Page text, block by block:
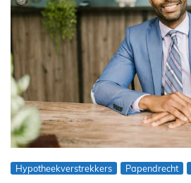
Hypotheekverstrekkers Papendrecht